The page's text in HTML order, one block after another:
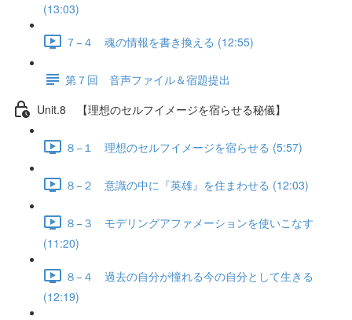
(13:03)
７−４ 魂の情報を書き換える (12:55)
第７回 音声ファイル＆宿題提出
Unit.8 【理想のセルフイメージを宿らせる秘儀】
８−１ 理想のセルフイメージを宿らせる (5:57)
８−２ 意識の中に『英雄』を住まわせる (12:03)
８−３ モデリングアファメーションを使いこなす
(11:20)
８−４ 過去の自分が憧れる今の自分として生きる
(12:19)